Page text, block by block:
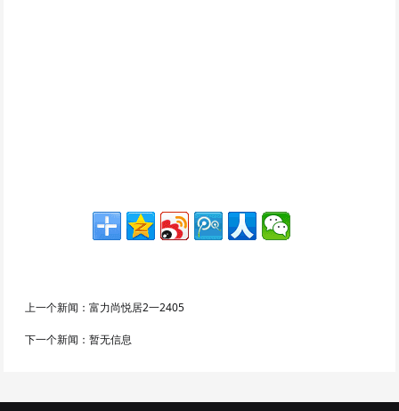
上一个新闻： 富力尚悦居2一2405
下一个新闻： 暂无信息